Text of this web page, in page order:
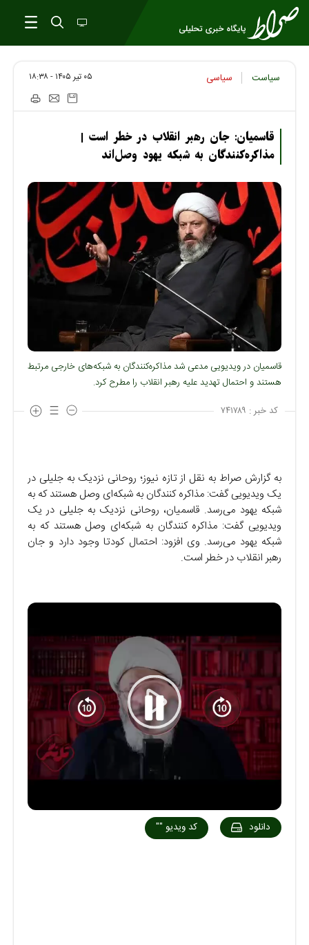
سیاست سیاسی ۰۵ تير ۱۴۰۵ - ۱۸:۳۸
قاسمیان: جان رهبر انقلاب در خطر است |
مذاکره‌کنندگان به شبکه یهود وصل‌اند
قاسمیان در ویدیویی مدعی شد مذاکره‌کنندگان به شبکه‌های خارجی مرتبط
هستند و احتمال تهدید علیه رهبر انقلاب را مطرح کرد.
کد خبر : ۷۴۱۷۸۹
به گزارش صراط به نقل از تازه نیوز؛ روحانی نزدیک به جلیلی در
یک ویدیویی گفت: مذاکره کنندگان به شبکه‌ای وصل هستند که به
شبکه یهود می‌رسد. قاسمیان، روحانی نزدیک به جلیلی در یک
ویدیویی گفت: مذاکره کنندگان به شبکه‌ای وصل هستند که به
شبکه یهود می‌رسد. وی افزود: احتمال کودتا وجود دارد و جان
رهبر انقلاب در خطر است.
Play
Video
"" کد ویدیو دانلود